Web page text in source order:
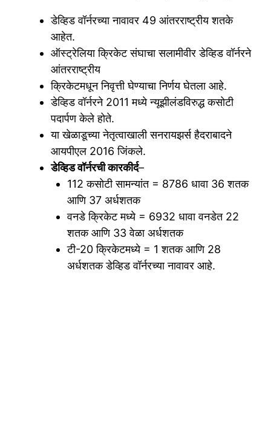
डेव्हिड वॉर्नरच्या नावावर 49 आंतरराष्ट्रीय शतके
आहेत.
ऑस्ट्रेलिया क्रिकेट संघाचा सलामीवीर डेव्हिड वॉर्नरने
आंतरराष्ट्रीय
क्रिकेटमधून निवृत्ती घेण्याचा निर्णय घेतला आहे.
डेव्हिड वॉर्नरने 2011 मध्ये न्यूझीलंडविरुद्ध कसोटी
पदार्पण केले होते.
या खेळाडूच्या नेतृत्वाखाली सनरायझर्स हैदराबादने
आयपीएल 2016 जिंकले.
डेव्हिड वॉर्नरची कारकीर्द–
112 कसोटी सामन्यांत = 8786 धावा 36 शतक
आणि 37 अर्धशतक
वनडे क्रिकेट मध्ये = 6932 धावा वनडेत 22
शतक आणि 33 वेळा अर्धशतक
टी-20 क्रिकेटमध्ये = 1 शतक आणि 28
अर्धशतक डेव्हिड वॉर्नरच्या नावावर आहे.